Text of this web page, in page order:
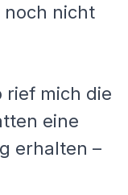
noch nicht
rief mich die
eine
erhalten –